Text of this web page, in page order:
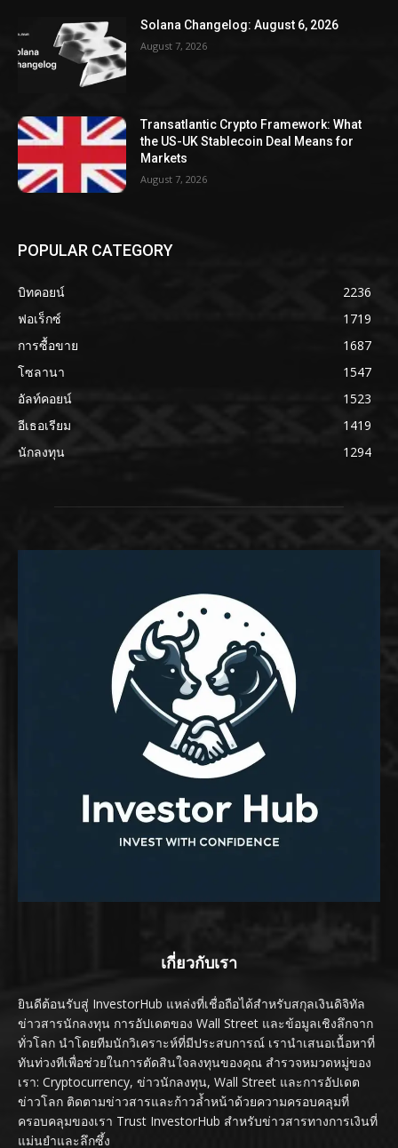
Solana Changelog: August 6, 2026
August 7, 2026
Transatlantic Crypto Framework: What
the US-UK Stablecoin Deal Means for
Markets
August 7, 2026
POPULAR CATEGORY
บิทคอยน์
2236
ฟอเร็กซ์
1719
การซื้อขาย
1687
โซลานา
1547
อัลท์คอยน์
1523
อีเธอเรียม
1419
นักลงทุน
1294
เกี่ยวกับเรา
ยินดีต้อนรับสู่ InvestorHub แหล่งที่เชื่อถือได้สำหรับสกุลเงินดิจิทัล
ข่าวสารนักลงทุน การอัปเดตของ Wall Street และข้อมูลเชิงลึกจาก
ทั่วโลก นำโดยทีมนักวิเคราะห์ที่มีประสบการณ์ เรานำเสนอเนื้อหาที่
ทันท่วงทีเพื่อช่วยในการตัดสินใจลงทุนของคุณ สำรวจหมวดหมู่ของ
เรา: Cryptocurrency, ข่าวนักลงทุน, Wall Street และการอัปเดต
ข่าวโลก ติดตามข่าวสารและก้าวล้ำหน้าด้วยความครอบคลุมที่
ครอบคลุมของเรา Trust InvestorHub สำหรับข่าวสารทางการเงินที่
แม่นยำและลึกซึ้ง